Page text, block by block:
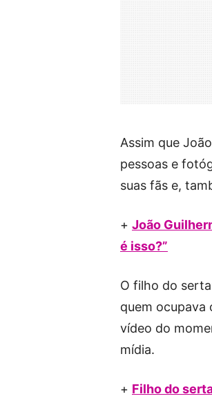
Assim que
pessoas e
suas fãs e,
+ João
é isso?”
O filho do
quem ocupava
vídeo do
mídia.
+ Filho do